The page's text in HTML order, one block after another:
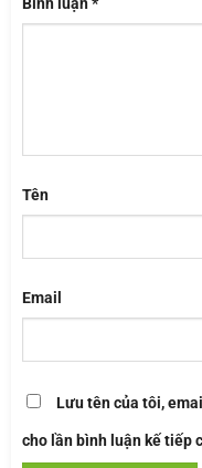
Bình luận*
Tên
Email
Lưu tên của tôi,
cho lần bình luận kế tiếp